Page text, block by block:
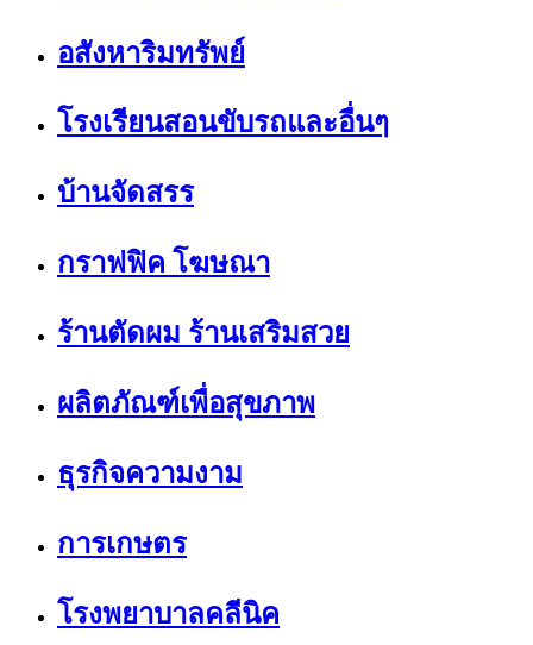
อสังหาริมทรัพย์
โรงเรียนสอนขับรถและอื่นๆ
บ้านจัดสรร
กราฟฟิค โฆษณา
ร้านตัดผม ร้านเสริมสวย
ผลิตภัณฑ์เพื่อสุขภาพ
ธุรกิจความงาม
การเกษตร
โรงพยาบาลคลีนิค